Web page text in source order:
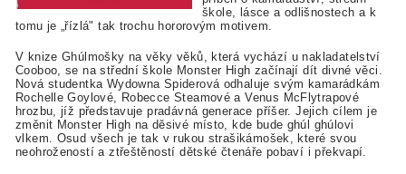
škole, lásce a odlišnostech a k
tomu je „řízlá" tak trochu hororovým motivem.
V knize Ghúlmošky na věky věků, která vychází u nakladatelství
Cooboo, se na střední škole Monster High začínají dít divné věci.
Nová studentka Wydowna Spiderová odhaluje svým kamarádkám
Rochelle Goylové, Robecce Steamové a Venus McFlytrapové
hrozbu, jíž představuje pradávná generace příšer. Jejich cílem je
změnit Monster High na děsivé místo, kde bude ghúl ghúlovi
vlkem. Osud všech je tak v rukou strašikámošek, které svou
neohrožeností a ztřeštěností dětské čtenáře pobaví i překvapí.